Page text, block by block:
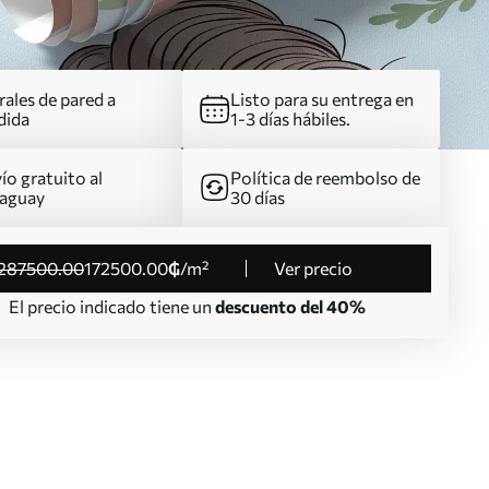
de pared a
Listo para su entrega en
1-3 días hábiles.
gratuito al
Política de reembolso de
30 días
.00172500.00₲/m²
Ver precio
El precio indicado tiene un descuento del 40%